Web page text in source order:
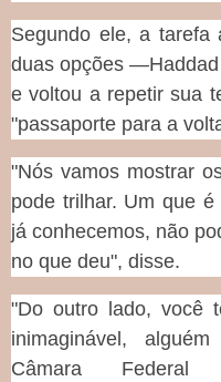
Segundo ele, a
duas opções
e voltou a repetir sua
"passaporte para a
"Nós vamos mostrar
pode trilhar. Um que
já conhecemos, não
no que deu", disse.
"Do outro lado, você
inimaginável,
Câmara